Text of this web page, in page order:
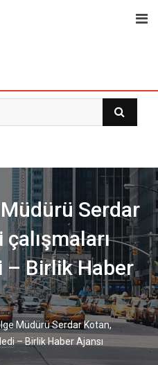
Serdar
– Birlik Haber
Müdürü Serdar Kotan,
– Birlik Haber Ajansı